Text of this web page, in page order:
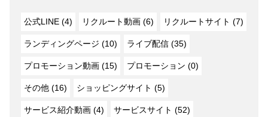
公式LINE (4) リクルート動画 (6) リクルートサイト (7)
ランディングページ (10) ライブ配信 (35)
プロモーション動画 (15) プロモーション (0)
その他 (16) ショッピングサイト (5)
サービス紹介動画 (4) サービスサイト (52)